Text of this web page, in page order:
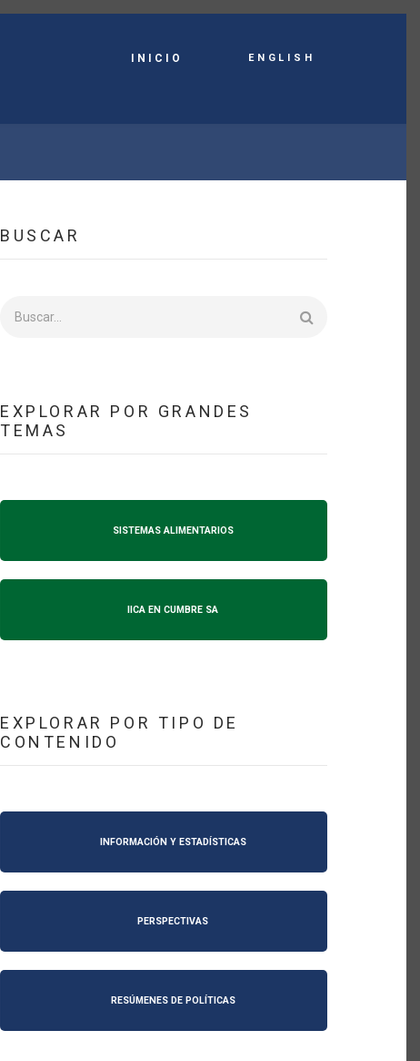
INICIO English
BUSCAR
EXPLORAR POR GRANDES
TEMAS
SISTEMAS ALIMENTARIOS
IICA EN CUMBRE SA
EXPLORAR POR TIPO DE
CONTENIDO
INFORMACIÓN Y ESTADÍSTICAS
PERSPECTIVAS
RESÚMENES DE POLÍTICAS